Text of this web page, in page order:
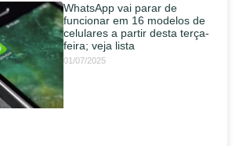
WhatsApp vai parar de
funcionar em 16 modelos de
celulares a partir desta terça-
feira; veja lista
01/07/2025